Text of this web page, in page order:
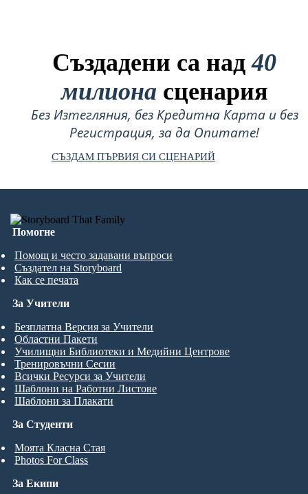
Създадени са над40
милиона сценария
Без Изтегляния, без Кредитна Карта и без
Регистрация, за да Опитате!
СЪЗДАМ ПЪРВИЯ СИ СЦЕНАРИЙ
Помогне
Помощ и често задавани въпроси
Създател на Storyboard
Как се печата
За Студенти
Моята Класна Стая
Photos For Class
За Учители
Безплатна Версия за Учители
Областни Пакети
Училищни Библиотеки и Медийни Центрове
Тренировъчни Сесии
Всички Ресурси за Учители
Шаблони на Работни Листове
Шаблони за Плакати
За Екипи